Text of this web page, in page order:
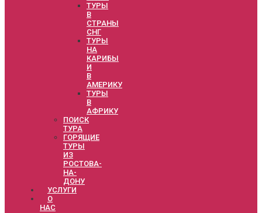
ТУРЫ
В
СТРАНЫ
СНГ
ТУРЫ
НА
КАРИБЫ
И
В
АМЕРИКУ
ТУРЫ
В
АФРИКУ
ПОИСК
ТУРА
ГОРЯЩИЕ
ТУРЫ
ИЗ
РОСТОВА-
НА-
ДОНУ
УСЛУГИ
О
НАС